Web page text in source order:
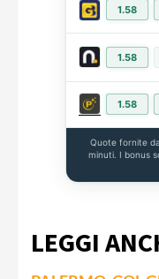
1.58
1.58
1.58
Quote fornite da
minuti. I bonus
LEGGI